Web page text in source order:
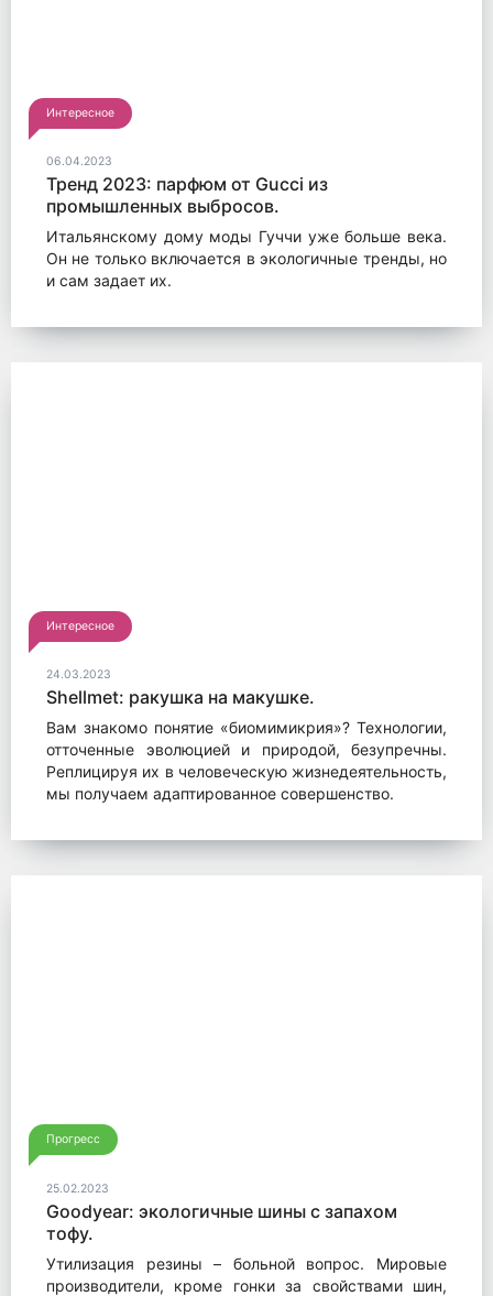
Интересное
06.04.2023
Тренд 2023: парфюм от Gucci из
промышленных выбросов.
Итальянскому дому моды Гуччи уже больше века.
Он не только включается в экологичные тренды, но
и сам задает их.
Интересное
24.03.2023
Shellmet: ракушка на макушке.
Вам знакомо понятие «биомимикрия»? Технологии,
отточенные эволюцией и природой, безупречны.
Реплицируя их в человеческую жизнедеятельность,
мы получаем адаптированное совершенство.
Прогресс
25.02.2023
Goodyear: экологичные шины с запахом
тофу.
Утилизация резины – больной вопрос. Мировые
производители, кроме гонки за свойствами шин,